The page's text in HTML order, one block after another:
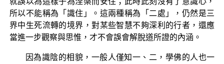
所以不能稱為「識住」。這兩種稱為「二處」，仍然是三
界中生死流轉的境界，對某些智慧不夠深利的行者，還應
當進一步觀察與思惟，才不會誤會解脫道所證的內涵。
因為識陰的相貌，一般人僅知一、二，學佛的人也一